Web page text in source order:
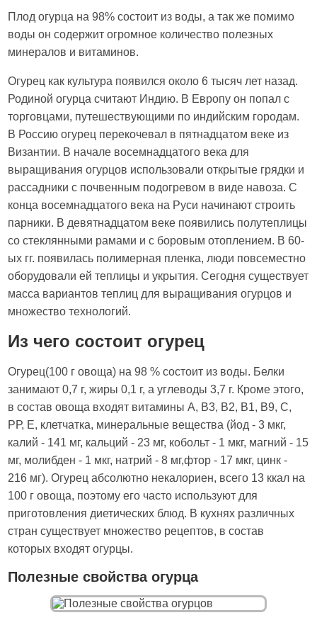
Плод огурца на 98% состоит из воды, а так же помимо
воды он содержит огромное количество полезных
минералов и витаминов.
Огурец как культура появился около 6 тысяч лет назад.
Родиной огурца считают Индию. В Европу он попал с
торговцами, путешествующими по индийским городам.
В Россию огурец перекочевал в пятнадцатом веке из
Византии. В начале восемнадцатого века для
выращивания огурцов использовали открытые грядки и
рассадники с почвенным подогревом в виде навоза. С
конца восемнадцатого века на Руси начинают строить
парники. В девятнадцатом веке появились полутеплицы
со стеклянными рамами и с боровым отоплением. В 60-
ых гг. появилась полимерная пленка, люди повсеместно
оборудовали ей теплицы и укрытия. Сегодня существует
масса вариантов теплиц для выращивания огурцов и
множество технологий.
Из чего состоит огурец
Огурец(100 г овоща) на 98 % состоит из воды. Белки
занимают 0,7 г, жиры 0,1 г, а углеводы 3,7 г. Кроме этого,
в состав овоща входят витамины А, В3, В2, В1, В9, С,
РР, Е, клетчатка, минеральные вещества (йод - 3 мкг,
калий - 141 мг, кальций - 23 мг, кобольт - 1 мкг, магний - 15
мг, молибден - 1 мкг, натрий - 8 мг,фтор - 17 мкг, цинк -
216 мг). Огурец абсолютно некалориен, всего 13 ккал на
100 г овоща, поэтому его часто используют для
приготовления диетических блюд. В кухнях различных
стран существует множество рецептов, в состав
которых входят огурцы.
Полезные свойства огурца